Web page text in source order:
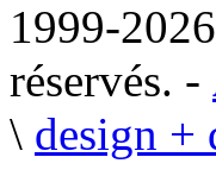
1999-
réservés. -
\ design +